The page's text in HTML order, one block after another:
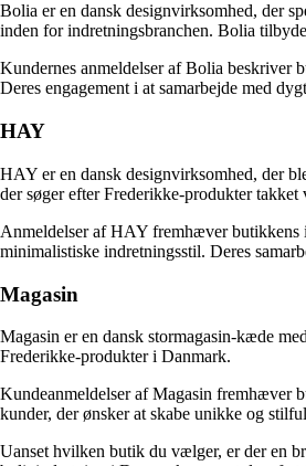
Bolia er en dansk designvirksomhed, der
inden for indretningsbranchen. Bolia
Kundernes anmeldelser af Bolia beskriver
Deres engagement i at samarbejde med
HAY
HAY er en dansk designvirksomhed, der
der søger efter Frederikke-produkter
Anmeldelser af HAY fremhæver butikkens
minimalistiske indretningsstil. Deres
Magasin
Magasin er en dansk stormagasin-kæde
Frederikke-produkter i Danmark.
Kundeanmeldelser af Magasin fremhæver
kunder, der ønsker at skabe unikke og
Uanset hvilken butik du vælger, er der en